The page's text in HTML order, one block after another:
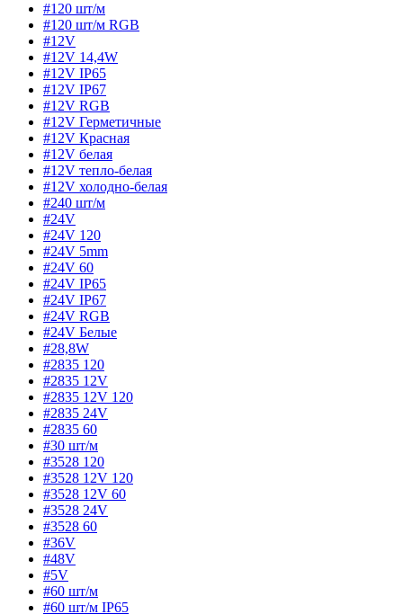
#120 шт/м
#120 шт/м RGB
#12V
#12V 14,4W
#12V IP65
#12V IP67
#12V RGB
#12V Герметичные
#12V Красная
#12V белая
#12V тепло-белая
#12V холодно-белая
#240 шт/м
#24V
#24V 120
#24V 5mm
#24V 60
#24V IP65
#24V IP67
#24V RGB
#24V Белые
#28,8W
#2835 120
#2835 12V
#2835 12V 120
#2835 24V
#2835 60
#30 шт/м
#3528 120
#3528 12V 120
#3528 12V 60
#3528 24V
#3528 60
#36V
#48V
#5V
#60 шт/м
#60 шт/м IP65